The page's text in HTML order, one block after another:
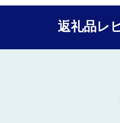
返礼品レ